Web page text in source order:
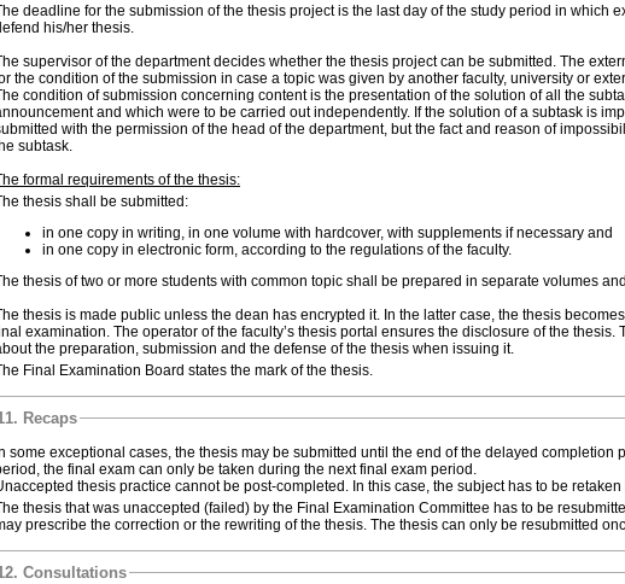
deadline for the submission of the thesis project is the last day of the study period in which
his/her thesis.
supervisor of the department decides whether the thesis project can be submitted. The
the condition of the submission in case a topic was given by another faculty, university or
condition of submission concerning content is the presentation of the solution of all the
and which were to be carried out independently. If the solution of a subtask is
with the permission of the head of the department, but the fact and reason of
subtask.
formal requirements of the thesis:
thesis shall be submitted:
in one copy in writing, in one volume with hardcover, with supplements if necessary and
in one copy in electronic form, according to the regulations of the faculty.
thesis of two or more students with common topic shall be prepared in separate volumes
thesis is made public unless the dean has encrypted it. In the latter case, the thesis
examination. The operator of the faculty’s thesis portal ensures the disclosure of the thesis.
the preparation, submission and the defense of the thesis when issuing it.
Final Examination Board states the mark of the thesis.
Recaps
some exceptional cases, the thesis may be submitted until the end of the delayed completion
the final exam can only be taken during the next final exam period.
thesis practice cannot be post-completed. In this case, the subject has to be
thesis that was unaccepted (failed) by the Final Examination Committee has to be
prescribe the correction or the rewriting of the thesis. The thesis can only be resubmitted
Consultations